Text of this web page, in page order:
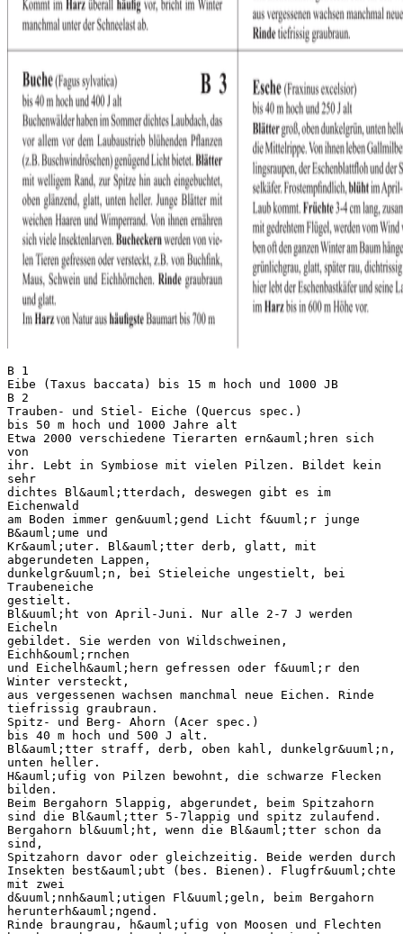
B 1 Eibe (Taxus baccata) bis 15 m hoch und 1000 JB B 2 Trauben- und Stiel- Eiche (Quercus spec.) bis 50 m hoch und 1000 Jahre alt Etwa 2000 verschiedene Tierarten ern&auml;hren sich von ihr. Lebt in Symbiose mit vielen Pilzen. Bildet kein sehr dichtes Bl&auml;tterdach, deswegen gibt es im Eichenwald am Boden immer gen&uuml;gend Licht f&uuml;r junge B&auml;ume und Kr&auml;uter. Bl&auml;tter derb, glatt, mit abgerundeten Lappen, dunkelgr&uuml;n, bei Stieleiche ungestielt, bei Traubeneiche gestielt. Bl&uuml;ht von April-Juni. Nur alle 2-7 J werden Eicheln gebildet. Sie werden von Wildschweinen, Eichh&ouml;rnchen und Eichelh&auml;hern gefressen oder f&uuml;r den Winter versteckt, aus vergessenen wachsen manchmal neue Eichen. Rinde tiefrissig graubraun. Spitz- und Berg- Ahorn (Acer spec.) bis 40 m hoch und 500 J alt. Bl&auml;tter straff, derb, oben kahl, dunkelgr&uuml;n, unten heller. H&auml;ufig von Pilzen bewohnt, die schwarze Flecken bilden. Beim Bergahorn 5lappig, abgerundet, beim Spitzahorn sind die Bl&auml;tter 5-7lappig und spitz zulaufend. Bergahorn bl&uuml;ht, wenn die Bl&auml;tter schon da sind, Spitzahorn davor oder gleichzeitig. Beide werden durch Insekten best&auml;ubt (bes. Bienen). Flugfr&uuml;chte mit zwei d&uuml;nnh&auml;utigen Fl&uuml;geln, beim Bergahorn herunterh&auml;ngend. Rinde braungrau, h&auml;ufig von Moosen und Flechten bewohnt. Ahorn schmeckt den Rehen und Hirschen gut. Bergahorn ist im Harz h&auml;ufig. Sand-, H&auml;nge-, Wei&szlig;- Birke (Betula pendula) bis 25 m hoch und 100 J alt Auf ihr leben Birkenwanzen, -blattroller, Blattwespen und viele Schmetterlingslarven, Wild frisst nicht gern Birken. Bl&auml;tter d&uuml;nn, kahl, grob doppelt ges&auml;gt, am Stiel glattrandig, anfangs klebrig. M&auml;nnliche Bl&uuml;ten (H&auml;ngek&auml;tzchen) ab Herbst sichtbar, weibliche rot und sehr klein. Die kleine, gefl&uuml;gelte Frucht wird vom Wind sehr weit mitgenommen. Rinde wei&szlig;. Knospen graubraun, wie lackiert, oft klebrig, Kommt im Harz &uuml;berall h&auml;ufig vor, bricht im Winter manchmal unter der Schneelast ab. Buche (Fagus sylvatica) B 3 bis 40 m hoch und 400 J alt Buchenw&auml;lder haben im Sommer dichtes Laubdach, das vor allem vor dem Laubaustrieb bl&uuml;henden Pflanzen (z.B. Buschwindr&ouml;schen) gen&uuml;gend Licht bietet. Bl&auml;tter mit welligem Rand, zur Spitze hin auch eingebuchtet, oben gl&auml;nzend, glatt, unten heller. Junge Bl&auml;tter mit weichen Haaren und Wimperrand. Von ihnen ern&auml;hren sich viele Insektenlarven. Bucheckern werden von vielen Tieren gefressen oder versteckt, z.B. von Buchfink, Maus, Schwein und Eichh&ouml;rnchen. Rinde graubraun und glatt. Im Harz von Natur aus h&auml;ufigste Baumart bis 700 m 4 Immergr&uuml;n, mit weichen, flachen Nadeln, Mittelrippe beiderseits vorgew&ouml;lbt. Fast alle Teile der Pflanze sind f&uuml;r Menschen und viele Tiere giftig. (Brechdurchfall, Tod durch Atem- und Kreislaufl&auml;hmung). Mit dem nicht giftigen Samenmantel werden die roten Fr&uuml;chte von V&ouml;geln und S&auml;ugern gefressen. Der Same wird mit dem Kot ausgeschieden und die Eibe so verbreitet. Braune Rinde, die sich abl&ouml;sende Platten bildet. Aus dem Holz wurden im Mittelalter B&ouml;gen und Armbr&uuml;ste gemacht. Kommt im Harz bis 500 m H&ouml;he sehr selten vor, in G&auml;rten wird sie h&auml;ufig angepflanzt. B 5 Esche (Fraxinus excelsior) B 6 bis 40 m hoch und 250 J alt Bl&auml;tter gro&szlig;, oben dunkelgr&uuml;n, unten heller, kahl bis auf die Mittelrippe. Von ihnen leben Gallmilben, Schmet-terlingsraupen, der Eschenblattfloh und der Schwarze R&uuml;sselk&auml;fer. Frostempfindlich, bl&uuml;ht im April-Mai bevor das Laub kommt. Fr&uuml;chte 3-4 cm lang, zusammengedr&uuml;ckt mit gedrehtem Fl&uuml;gel, werden vom Wind verweht. Bleiben oft den ganzen Winter am Baum h&auml;ngen. Rinde hell, gr&uuml;nlichgrau, glatt, sp&auml;ter rau, dichtrissig und schwarz, hier lebt der Eschenbastk&auml;fer und seine Larven. Kommt im Harz bis in 600 m H&ouml;he vor. Fichte (Picea abies) bis 50m hoch und 600J alt B 7 Immergr&uuml;n, Nadeln stachelspitzig, gl&auml;nzend gr&uuml;n, entnadelte Zweige rau, wie eine Feile. Rehe und Hirsche fressen die jungen Triebe (wenn sie sehr hungrig sind). Zapfen herunterh&auml;ngend, Schuppen gez&auml;hnelt, darunter sitzen die kleinen Samen. Sie werden von Spechten, Eichh&ouml;rnchen und M&auml;usen gefressen oder mit dem Wind verbreitet. Rinde anfangs glatt, rotbraun, sp&auml;ter graubraun, in runden Schuppen abbl&auml;tternd. Unter ihr leben Borkenk&auml;fer. Im Harz &uuml;berall sehr h&auml;ufig. B 8 Wei&szlig;- oder Hainbuche (Carpinus betulus) bis 25 m hoch und 150 J alt Bl&auml;tter mit scharf doppelt gez&auml;hntem Rand, oben kahl, auf der Unterseite in den Aderwinkeln etwas behaart. Buchenzirpen und andere Insekten ern&auml;hren sich von den Bl&auml;ttern, die bis in den Winter am Baum bleiben, am Boden werden sie schnell zersetzt. Fr&uuml;chte werden als Schraubenflieger bis zu 70 m weit vom Wind weg geweht. Viele werden von V&ouml;geln oder M&auml;usen gefressen. Rinde glatt, Stamm sp&auml;ter l&auml;ngswulstig, aschgrau. Im Harz in Hanglagen h&auml;ufig. Wird oft als Heckenpflanze verwendet. Hasel (Corylus avellana) B 9 bis 5 m hoher Strauch, 60 - 70 J alt Bl&auml;tter mit kurzer Spitze doppeltges&auml;gt, f&uuml;hlen sich wollig und weich an, unten treten die behaarten Blattadern stark hervor. M&auml;nnliche Bl&uuml;ten als herabh&auml;ngende K&auml;tzchen schon im Herbst sichtbar, ab Februar-M&auml;rz sammeln Bienen daran Pollen, weibliche klein, auch windbest&auml;ubt. Ob Eichelh&auml;her, Maus, Specht oder R&uuml;sselk&auml;fer eine Haselnuss gefressen haben, ist an den Fra&szlig;spuren zu erkennen.Viele N&uuml;sse werden f&uuml;r den Winter versteckt. Rinde graubraun, glatt. Knospen gl&auml;nzend, vielschuppig, bewimpert, hellbraun. Am Harzrand h&auml;ufig. B 10 Vogel- Kirsche (Prunus avium) bis 25 m hoch und 90 Jahre alt Bl&auml;tter wechselst&auml;ndig, l&auml;nglich, grobges&auml;gt, d&uuml;nn, meist etwas runzelig, oben kahl, unten fein behaart, mit zwei Saftmalen am Blattstiel, ihr Nektar wird vor allem von Ameisen gesammelt, Pollen und Nektar der wei&szlig;en Bl&uuml;ten von Bienen und vielen anderen Insekten. Erbsengro&szlig;e, schwarzgl&auml;nzende Fr&uuml;chte werden von vielen Tieren gern gefressen, die nicht verdauten oder von M&auml;usen versteckten Kerne werden zu neuen Kirschb&auml;umen. Rinde glatt graubraun mit querlaufender, rostfarbener Borke. Kommt im Harz bis 500 m H&ouml;he selten vor. B 11 L&auml;rche (Larix decidua) B 12 Sommer- und Winter- Linde (Tilia spec.) bis 30 m hoch und etwa 1000 J alt Bl&auml;tter fein und scharf ges&auml;gt, auf der Unterseite in den Winkeln der Blattadern mit Haarb&uuml;scheln, in denen sich Milben verstecken, die nachts auf den Bl&auml;ttern wachsende Pilze fressen. Bl&auml;tter schmecken Rehen, Hirschen und vielen Insektenlarven sehr gut. Intensiv duftende Bl&uuml;ten, Juni-Juli, bieten Bienen und anderen Insekten Nektar und Pollen. Fruchtstand bei der Sommerlinde mit 1-3, Winterlinde mit 5-11 Fr&uuml;chten. Werden mit einem Fl&uuml;gelblatt vom Wind verweht. Rinde jung glatt, sp&auml;ter dunkle, der L&auml;nge nach aufgerissene, eichenartige Borke. Im Harz selten, sonst h&auml;ufig als Stra&szlig;enbaum angepflanzt. Schwarzer und Roter (Berg-) Holunder (Sambucus spec.) bis 7 m hoch und 80 J alt Bl&auml;tter mit Fiedern, glatt, d&uuml;nn, grob und scharf ges&auml;gt, stark riechend. Bl&uuml;ten des Schwarzen H. gelblichwei&szlig;, s&uuml;&szlig;lich, eigenartig riechend, Juni-Juli, beim Roten H. gelblich, schwach nach Mehl riechend, April-Mai, beide von Bienen, K&auml;fern, Wanzen und Fliegen best&auml;ubt. Fr&uuml;chte beim Schwarzen H. schwarz, beim Roten H. rot, werden von Amseln und 60 weiteren Vogelarten gefressen, die die Samen unverdaut wieder ausscheiden. Zweige mit deutlichen Rindenporen. Schwarzer H. mit wei&szlig;em Mark, Roter H. mit rotbraunem Mark, im Harz h&auml;ufig. Ross- Kastanie (Aesculus hippocastanum) bis 25 m hoch und 300 J alt Bl&auml;tter gro&szlig;, oben schwach gl&auml;nzend, kahl, unten heller, mit filzigen Adern, Stiel mit Rinne. Wei&szlig;e oder r&ouml;tliche Bl&uuml;ten, Mai-Juni, in hohen, aufrechtstehenden Rispen, werden von Bienen und Hummeln best&auml;ubt. Die 1-3 gl&auml;nzend rotbraunen Samen mit grauwei&szlig;em Nabelfleck liegen in einer gr&uuml;nen, runden, weichschaligen, meist stacheligen Frucht. Kastanien schmecken bitter, werden von Wildschwein, Reh und Hirsch gefressen. Rollt beim Runterfallen manchmal weiter. Rinde dunkelbraun, glatt, sp&auml;ter borkig, in d&uuml;nnen Schuppen abbl&auml;tternd. Im Harz selten, in Orten h&auml;ufig angepflanzt. Kiefer (Pinus sylvestris) bis 40 m hoch und 600 Jahre alt Symbiose mit vielen Pilzen (Fliegen-, Butterpilz, Krause Glucke), sehr viele Insekten ern&auml;hren sich von ihr. Zwei immergr&uuml;ne Nadeln je Kurztrieb, 3-6 cm lang. Weibliche Bl&uuml;ten r&ouml;tlich, klein, an der Triebspitze, die m&auml;nnlichen Bl&uuml;ten produzieren gro&szlig;e Pollenmengen, die als gelber Staub die Umgebung &uuml;berziehen, windbest&auml;ubt. Samen der Kiefernzapfen gefl&uuml;gelt, drehen sich im Wind und werden dabei weggetragen, werden von Spechten und Eichh&ouml;rnchen gefressen. Mit dicker, weicher, brauner Rinde. Im Harz als Nutzholz angepflanzt. B 13 Schlehe, Schwarzdorn B 16 B 14 Vogelbeere, Eberesche, Quitsche B 17 bis 50 m hoch und 600 J alt Lebt in Symbiose mit L&auml;rchenr&ouml;hrling und Fliegenpilz. Von ihr leben viele Insekten und ihre Larven: L&auml;rchenwickler, -borkenk&auml;fer, -gallm&uuml;cke und -spanner. Einziger Nadelbaum, der die weichen, in B&uuml;scheln stehenden Nadeln im Winter verliert. Kleine Bl&uuml;ten von M&auml;rz-Mai, bevor die Nadeln wachsen, die m&auml;nnlichen mit gelben Pollen, die weiblichen rot. Zapfen mit gefl&uuml;gelten Samen, die vom Wind verbreitet werden. Rinde rissig graubraun. Im Harz als Nutzholz angepflanzt. B 15 (Prunus spinosa